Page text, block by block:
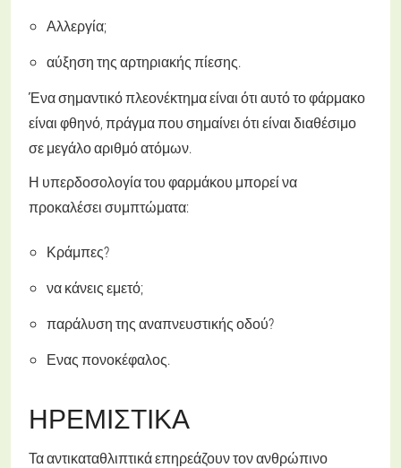
Αλλεργία;
αύξηση της αρτηριακής πίεσης.
Ένα σημαντικό πλεονέκτημα είναι ότι αυτό το φάρμακο
είναι φθηνό, πράγμα που σημαίνει ότι είναι διαθέσιμο
σε μεγάλο αριθμό ατόμων.
Η υπερδοσολογία του φαρμάκου μπορεί να
προκαλέσει συμπτώματα:
Κράμπες?
να κάνεις εμετό;
παράλυση της αναπνευστικής οδού?
Ενας πονοκέφαλος.
ΗΡΕΜΙΣΤΙΚΆ
Τα αντικαταθλιπτικά επηρεάζουν τον ανθρώπινο